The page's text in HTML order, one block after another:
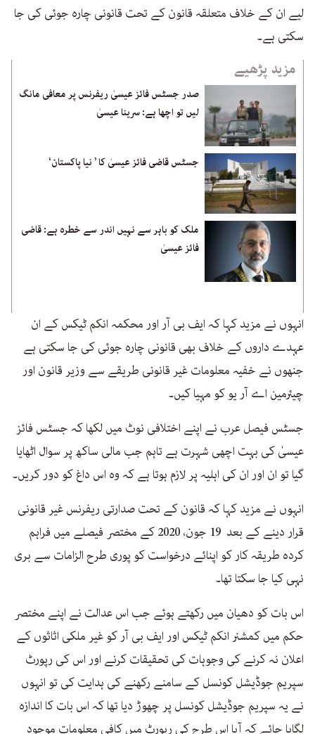
لیے ان کے خلاف متعلقہ قانون کے تحت قانونی چارہ جوئی کی جا
سکتی ہے۔
مزید پڑھیے
صدر جسٹس فائز عیسیٰ ریفرنس پر معافی مانگ
لیں تو اچھا ہے: سرینا عیسیٰ
جسٹس قاضی فائز عیسیٰ کا ’ نیا پاکستان‘
ملک کو باہر سے نہیں اندر سے خطرہ ہے: قاضی
فائز عیسیٰ
انہوں نے مزید کہا کہ ایف بی آر اور محکمہ انکم ٹیکس کے ان
عہدے داروں کے خلاف بھی قانونی چارہ جوئی کی جا سکتی ہے
جنھوں نے خفیہ معلومات غیر قانونی طریقے سے وزیر قانون اور
چیئرمین اے آر یو کو مہیا کیں۔
جسٹس فیصل عرب نے اپنے اختلافی نوٹ میں لکھا کہ جسٹس فائز
عیسیٰ کی بہت اچھی شہرت ہے تاہم جب مالی ساکھ پر سوال اٹھایا
گیا تو ان اور ان کی اہلیہ پر لازم ہوتا ہے کہ وہ اس داغ کو دور کریں۔
انہوں نے مزید کہا کہ قانون کے تحت صدارتی ریفرنس غیر قانونی
قرار دینے کے بعد 19 جون، 2020 کے مختصر فیصلے میں فراہم
کردہ طریقہ کار کو اپنائے درخواست کو پوری طرح الزامات سے بری
نہی کیا جا سکتا تھا۔
اس بات کو دھیان میں رکھتے ہوئے جب اس عدالت نے اپنے مختصر
حکم میں کمشنر انکم ٹیکس اور ایف بی آر کو غیر ملکی اثاثوں کے
اعلان نہ کرنے کی وجوہات کی تحقیقات کرنے اور اس کی رپورٹ
سپریم جوڈیشل کونسل کے سامنے رکھنے کی ہدایت کی تو انہوں
نے یہ سپریم جوڈیشل کونسل پر چھوڑ دیا تھا کہ اس بات کا اندازہ
لگایا جائے کہ آیا اس طرح کی رپورٹ میں کافی معلومات موجود